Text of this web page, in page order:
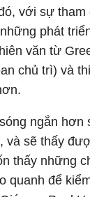
với sự tham
phát
văn từ
chủ trì) và
ngắn hơn
và sẽ thấy
thấy những
quanh để